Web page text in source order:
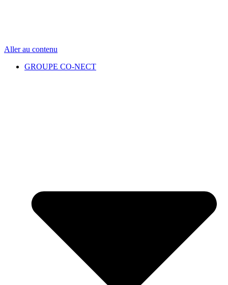
Aller au contenu
GROUPE CO-NECT